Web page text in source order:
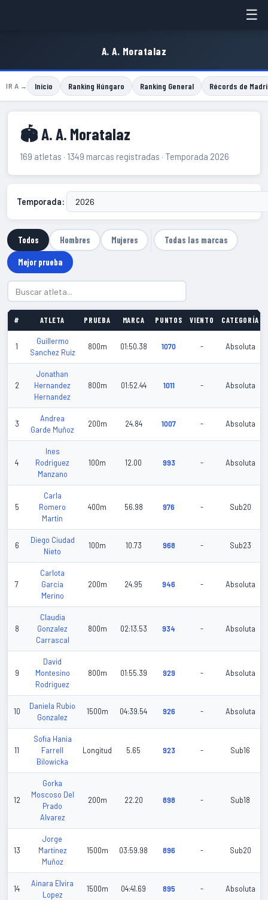
☰
A. A. Moratalaz
IR A → Inicio Ranking Húngaro Ranking General Récords de
🏟 A. A. Moratalaz
169 atletas · 1349 marcas registradas · Temporada 2026
Temporada:
Todos Hombres Mujeres Todas las marcas
Mejor prueba
# ATLETA PRUEBA MARCA PUNTOS VIENTO CATEGORÍA
1
Guillermo
Sanchez Ruiz
800m 01:50.38 1070 - Absoluta
2
Jonathan
Hernandez
Hernandez
800m 01:52.44 1011 - Absoluta
3
Andrea
Garde Muñoz
200m 24.84 1007 - Absoluta
4
Ines
Rodriguez
Manzano
100m 12.00 993 - Absoluta
5
Carla
Romero
Martin
400m 56.98 976 - Sub20
6
Diego Ciudad
Nieto
100m 10.73 968 - Sub23
7
Carlota
Garcia
Merino
200m 24.95 946 - Absoluta
8
Claudia
Gonzalez
Carrascal
800m 02:13.53 934 - Absoluta
9
David
Montesino
Rodriguez
800m 01:55.39 929 - Absoluta
10
Daniela Rubio
Gonzalez
1500m 04:39.54 926 - Absoluta
11
Sofia Hania
Farrell
Bilowicka
Longitud 5.65 923 - Sub16
12
Gorka
Moscoso Del
Prado
Alvarez
200m 22.20 898 - Sub18
13
Jorge
Martinez
Muñoz
1500m 03:59.98 896 - Sub20
14
Ainara Elvira
Lopez
1500m 04:41.69 895 - Absoluta